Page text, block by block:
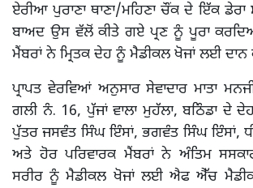
ਏਰੀਆ ਪੁਰਾਣਾ ਥਾਣਾ/ਮਹਿਣਾ ਚੌਂਕ ਦੇ ਇੱਕ ਡੇਰਾ
ਬਾਅਦ ਉਸ ਵੱਲੋਂ ਕੀਤੇ ਗਏ ਪ੍ਰਣ ਨੂੰ ਪੂਰਾ
ਮੈਂਬਰਾਂ ਨੇ ਮ੍ਰਿਤਕ ਦੇਹ ਨੂੰ ਮੈਡੀਕਲ ਖੋਜਾਂ ਲਈ ਦਾਨ
ਪ੍ਰਾਪਤ ਵੇਰਵਿਆਂ ਅਨੁਸਾਰ ਸੇਵਾਦਾਰ ਮਾਤਾ
ਗਲੀ ਨੰ. 16, ਪੁੱਜਾਂ ਵਾਲਾ ਮੁਹੱਲਾ, ਬਠਿੰਡਾ ਦੇ
ਪੁੱਤਰ ਜਸਵੰਤ ਸਿੰਘ ਇੰਸਾਂ, ਭਗਵੰਤ ਸਿੰਘ ਇੰਸਾਂ,
ਅਤੇ ਹੋਰ ਪਰਿਵਾਰਕ ਮੈਂਬਰਾਂ ਨੇ ਅੰਤਿਮ
ਸਰੀਰ ਨੂੰ ਮੈਡੀਕਲ ਖੋਜਾਂ ਲਈ ਐਫ ਐੱਚ